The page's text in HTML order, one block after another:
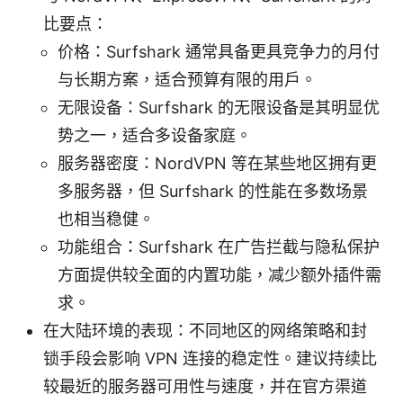
比要点：
价格：Surfshark 通常具备更具竞争力的月付
与长期方案，适合预算有限的用户。
无限设备：Surfshark 的无限设备是其明显优
势之一，适合多设备家庭。
服务器密度：NordVPN 等在某些地区拥有更
多服务器，但 Surfshark 的性能在多数场景
也相当稳健。
功能组合：Surfshark 在广告拦截与隐私保护
方面提供较全面的内置功能，减少额外插件需
求。
在大陆环境的表现：不同地区的网络策略和封
锁手段会影响 VPN 连接的稳定性。建议持续比
较最近的服务器可用性与速度，并在官方渠道